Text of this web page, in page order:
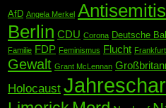
AfD Angela Merkel
Berlin CDU Corona Deutsche
Familie FDP Feminismus Flucht
Gewalt Grant McLennan
Holocaust